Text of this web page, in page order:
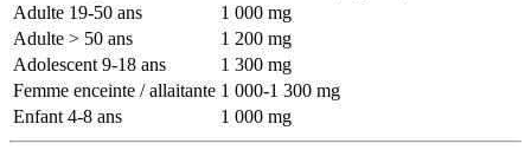
Adulte 19-50 ans
1 000 mg
Adulte > 50 ans
1 200 mg
Adolescent 9-18 ans
1 300 mg
Femme enceinte / allaitante 1 000-1 300 mg
Enfant 4-8 ans
1 000 mg